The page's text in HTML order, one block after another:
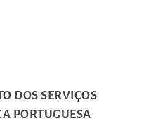
DOS SERVIÇOS
PORTUGUESA